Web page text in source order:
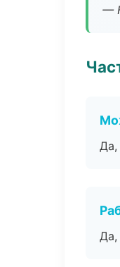
—
Да,
Да,